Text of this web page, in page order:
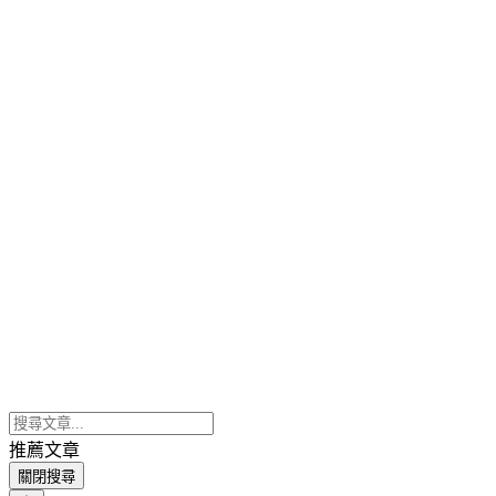
推薦文章
關閉搜尋